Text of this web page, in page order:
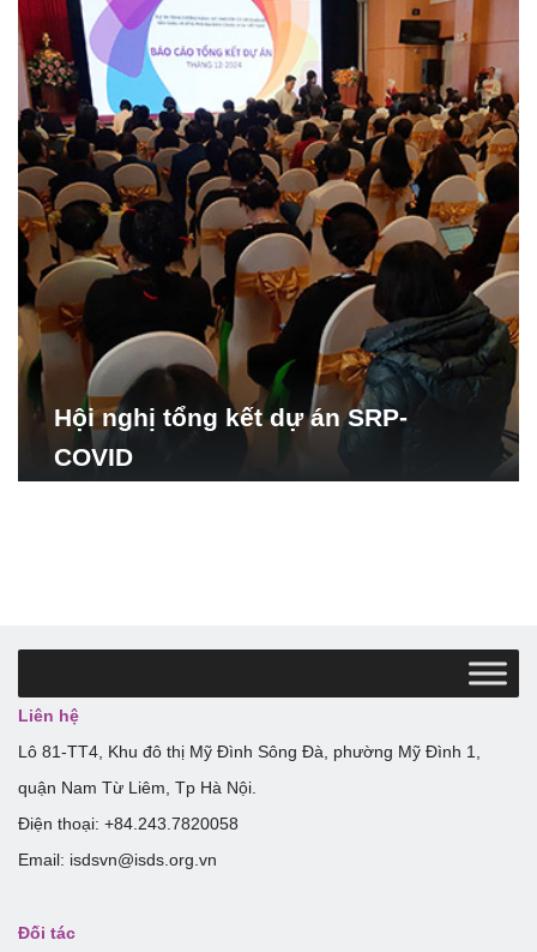
Hội nghị tổng kết dự án SRP-
COVID
Liên hệ
Lô 81-TT4, Khu đô thị Mỹ Đình Sông Đà, phường Mỹ Đình 1,
quận Nam Từ Liêm, Tp Hà Nội.
Điện thoại: +84.243.7820058
Email: isdsvn@isds.org.vn
Đối tác